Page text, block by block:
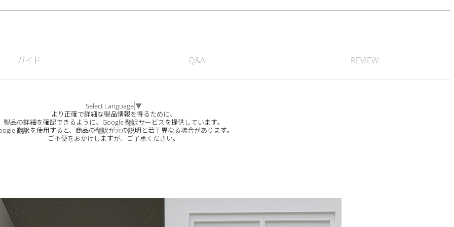
ガイド Q&A REVIEW
Select Language▼
より正確で詳細な製品情報を得るために、
製品の詳細を確認できるように、Google 翻訳サービスを提供しています。
翻訳を使用すると、商品の翻訳が元の説明と若干異なる場合があります。
ご不便をおかけしますが、ご了承ください。